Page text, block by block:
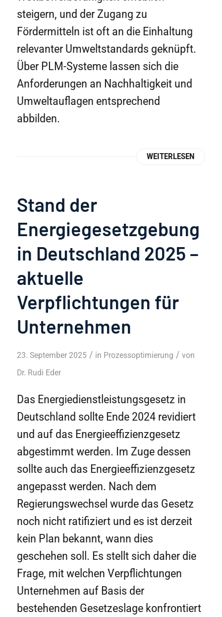
steigern, und der Zugang zu
Fördermitteln ist oft an die Einhaltung
relevanter Umweltstandards geknüpft.
Über PLM-Systeme lassen sich die
Anforderungen an Nachhaltigkeit und
Umweltauflagen entsprechend
abbilden.
WEITERLESEN
Stand der
Energiegesetzgebung
in Deutschland 2025 –
aktuelle
Verpflichtungen für
Unternehmen
23. September 2025 / in Prozessoptimierung / von
Dr. Rudi Eder
Das Energiedienstleistungsgesetz in
Deutschland sollte Ende 2024 revidiert
und auf das Energieeffizienzgesetz
abgestimmt werden. Im Zuge dessen
sollte auch das Energieeffizienzgesetz
angepasst werden. Nach dem
Regierungswechsel wurde das Gesetz
noch nicht ratifiziert und es ist derzeit
kein Plan bekannt, wann dies
geschehen soll. Es stellt sich daher die
Frage, mit welchen Verpflichtungen
Unternehmen auf Basis der
bestehenden Gesetzeslage konfrontiert